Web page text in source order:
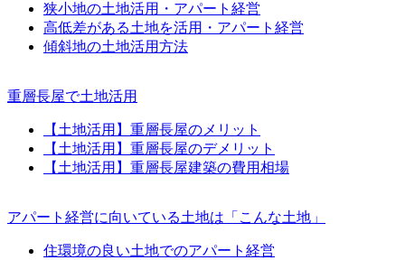
狭小地の土地活用・アパート経営
高低差がある土地を活用・アパート経営
傾斜地の土地活用方法
重層長屋で土地活用
【土地活用】重層長屋のメリット
【土地活用】重層長屋のデメリット
【土地活用】重層長屋建築の費用相場
アパート経営に向いている土地は「こんな土地」
住環境の良い土地でのアパート経営